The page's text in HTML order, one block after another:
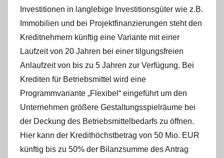
Investitionen in langlebige Investitionsgüter wie z.B.
Immobilien und bei Projektfinanzierungen steht den
Kreditnehmern künftig eine Variante mit einer
Laufzeit von 20 Jahren bei einer tilgungsfreien
Anlaufzeit von bis zu 5 Jahren zur Verfügung. Bei
Krediten für Betriebsmittel wird eine
Programmvariante „Flexibel“ eingeführt um den
Unternehmen größere Gestaltungsspielräume bei
der Deckung des Betriebsmittelbedarfs zu öffnen.
Hier kann der Kredithöchstbetrag von 50 Mio. EUR
künftig bis zu 50% der Bilanzsumme des Antrag